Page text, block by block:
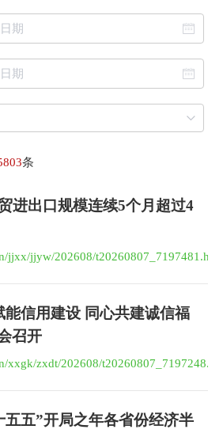
条
进出口规模连续5个月超过4
jjxx/jjyw/202608/t20260807_7197481.htm
能信用建设 同心共建诚信福
召开
xxgk/zxdt/202608/
五五”开局之年各省份经济半